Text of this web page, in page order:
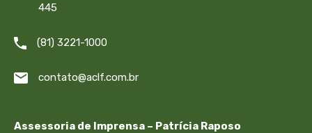
445
(81) 3221-1000
contato@aclf.com.br
Assessoria de Imprensa – Patrícia Raposo